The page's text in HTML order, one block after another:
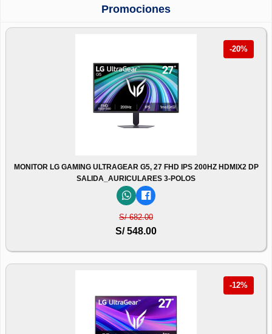
Promociones
-20%
MONITOR LG GAMING ULTRAGEAR G5, 27 FHD IPS 200HZ HDMIX2 DP
SALIDA_AURICULARES 3-POLOS
S/ 682.00
S/ 548.00
-12%